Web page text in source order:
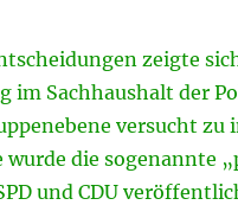
zeigte
im Sachhaushalt der
versucht zu
wurde die sogenannte
und CDU